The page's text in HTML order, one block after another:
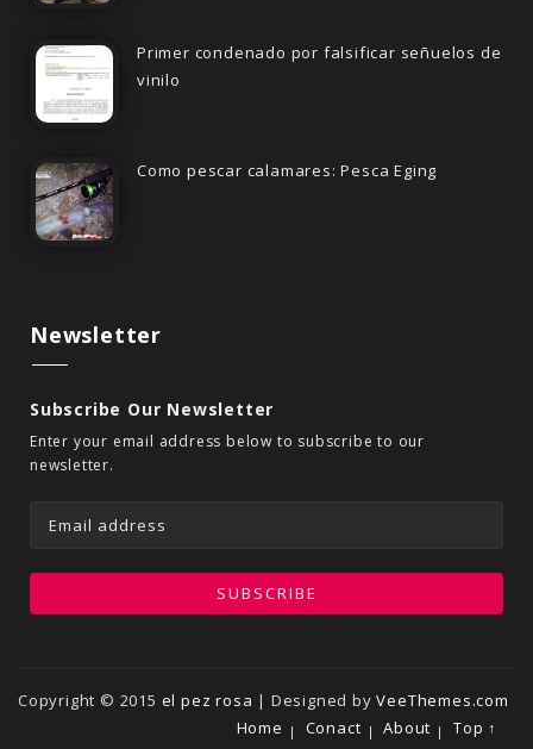
Primer condenado por falsificar señuelos de
vinilo
Como pescar calamares: Pesca Eging
Newsletter
Subscribe Our Newsletter
Enter your email address below to subscribe to our
newsletter.
Copyright © 2015 el pez rosa | Designed byVeeThemes.com
Home
Conact About Top ↑